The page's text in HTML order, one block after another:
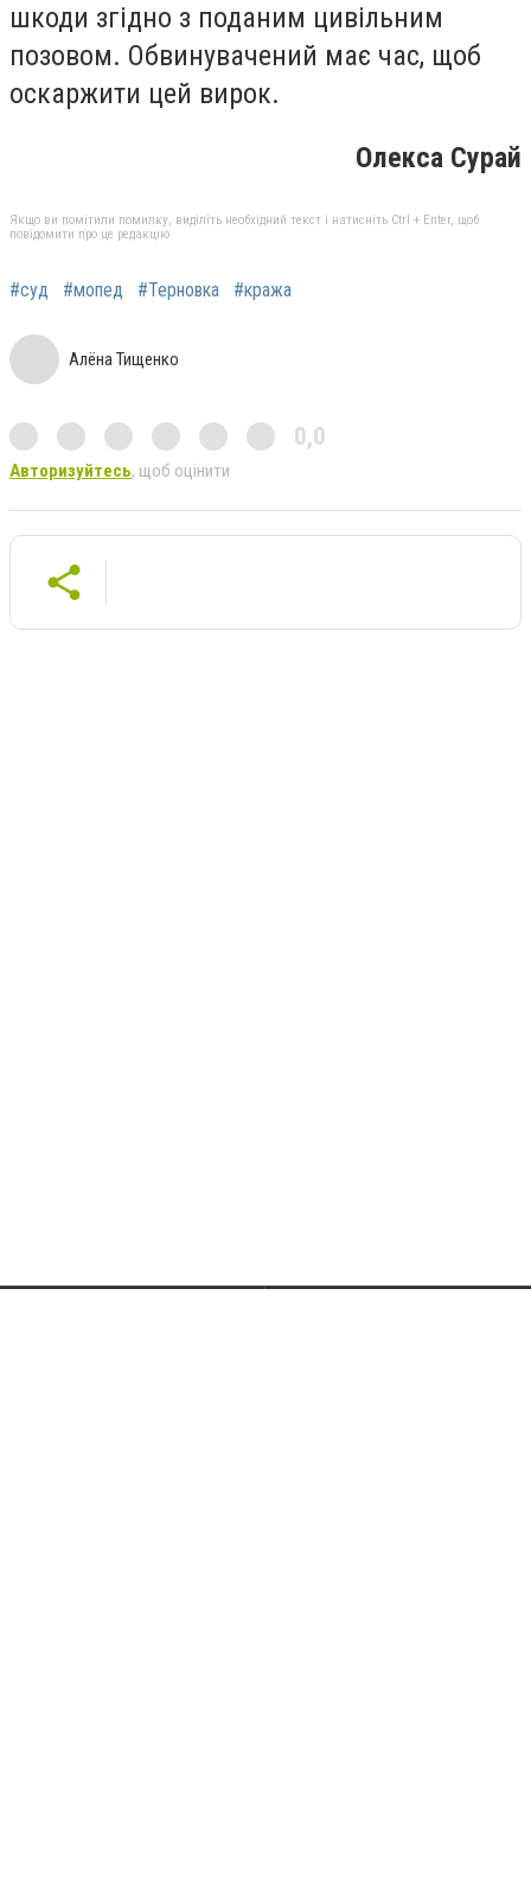
шкоди згідно з поданим цивільним
позовом. Обвинувачений має час, щоб
оскаржити цей вирок.
Олекса Сурай
Якщо ви помітили помилку, виділіть необхідний текст і натисніть Ctrl + Enter, щоб
повідомити про це редакцію
#суд #мопед #Терновка #кража
Алёна Тищенко
0,0
Авторизуйтесь, щоб оцінити